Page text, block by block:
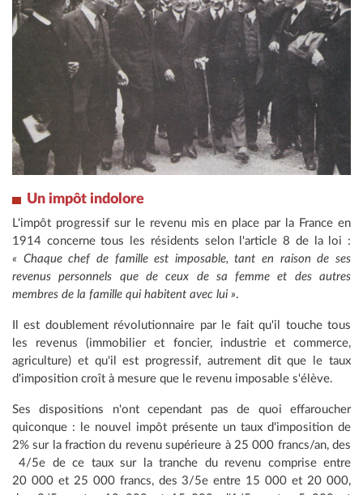
Un impôt indolore
L'impôt progressif sur le revenu mis en place par la France en
1914 concerne tous les résidents selon l'article 8 de la loi :
« Chaque chef de famille est imposable, tant en raison de ses
revenus personnels que de ceux de sa femme et des autres
membres de la famille qui habitent avec lui ».
Il est doublement révolutionnaire par le fait qu'il touche tous
les revenus (immobilier et foncier, industrie et commerce,
agriculture) et qu'il est progressif, autrement dit que le taux
d'imposition croît à mesure que le revenu imposable s'élève.
Ses dispositions n'ont cependant pas de quoi effaroucher
quiconque : le nouvel impôt présente un taux d'imposition de
2% sur la fraction du revenu supérieure à 25 000 francs/an, des
4/5e de ce taux sur la tranche du revenu comprise entre
20 000 et 25 000 francs, des 3/5e entre 15 000 et 20 000,